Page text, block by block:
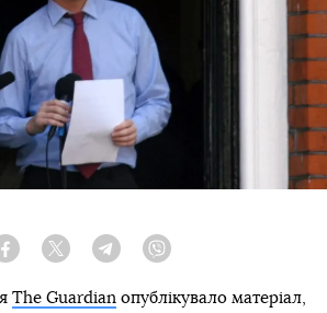
Facebook Twitter Telegram
The Guardian опублікувало матеріал,